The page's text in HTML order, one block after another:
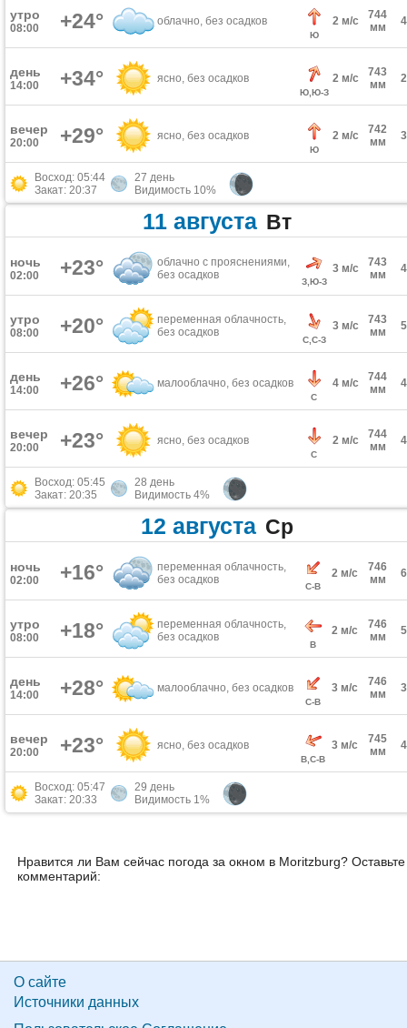
утро
08:00 +24° облачно, без осадков
Ю
2 м/с
744
мм
день
14:00 +34° ясно, без осадков
Ю,Ю-З
2 м/с
743
мм
вечер
20:00 +29° ясно, без осадков
Ю
2 м/с
742
мм
Восход: 05:44
Закат: 20:37
27 день
Видимость 10%
11 августа Вт
ночь
02:00 +23°
облачно с прояснениями,
без осадков
З,Ю-З
3 м/с
743
мм
утро
08:00 +20°
переменная облачность,
без осадков
С,С-З
3 м/с
743
мм
день
14:00 +26° малооблачно, без осадков
С
4 м/с
744
мм
вечер
20:00 +23° ясно, без осадков
С
2 м/с
744
мм
Восход: 05:45
Закат: 20:35
28 день
Видимость 4%
12 августа Ср
ночь
02:00 +16°
переменная облачность,
без осадков
С-В
2 м/с
746
мм
утро
08:00 +18°
переменная облачность,
без осадков
В
2 м/с
746
мм
день
14:00 +28° малооблачно, без осадков
С-В
3 м/с
746
мм
вечер
20:00 +23° ясно, без осадков
В,С-В
3 м/с
745
мм
Восход: 05:47
Закат: 20:33
29 день
Видимость 1%
Нравится ли Вам сейчас погода за окном в Moritzburg? Оставьте
комментарий:
О сайте
Источники данных